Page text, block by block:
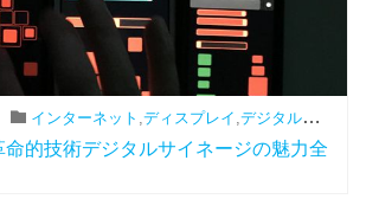
インターネット ,ディスプレイ ,デジタルサイネージ
命的技術デジタルサイネージの魅力全